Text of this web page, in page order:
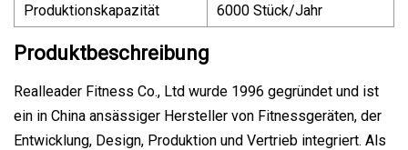
Produktionskapazität
6000 Stück/Jahr
Produktbeschreibung
Realleader Fitness Co., Ltd wurde 1996 gegründet und ist
ein in China ansässiger Hersteller von Fitnessgeräten, der
Entwicklung, Design, Produktion und Vertrieb integriert. Als